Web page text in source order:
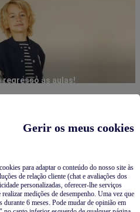
Gerir os meus cookies
para adaptar o conteúdo do nosso site às
de relação cliente (chat e avaliações dos
personalizadas, oferecer-lhe serviços
medições de desempenho. Uma vez que
durante 6 meses. Pode mudar de opinião em
regresso às aulas!
Pijamas